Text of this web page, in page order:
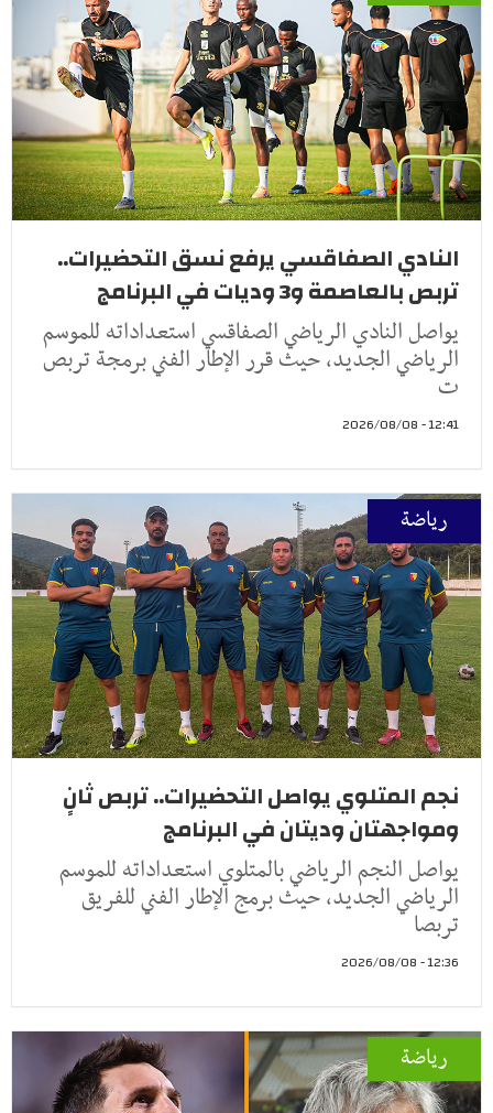
النادي الصفاقسي يرفع نسق التحضيرات..
تربص بالعاصمة و3 وديات في البرنامج
يواصل النادي الرياضي الصفاقسي استعداداته للموسم
الرياضي الجديد، حيث قرر الإطار الفني برمجة تربص
ت
12:41 - 2026/08/08
رياضة
نجم المتلوي يواصل التحضيرات.. تربص ثانٍ
ومواجهتان وديتان في البرنامج
يواصل النجم الرياضي بالمتلوي استعداداته للموسم
الرياضي الجديد، حيث برمج الإطار الفني للفريق
تربصا
12:36 - 2026/08/08
رياضة